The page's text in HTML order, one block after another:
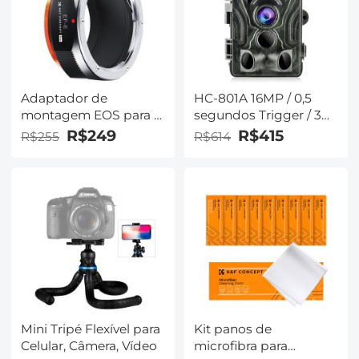
Adaptador de
montagem EOS para E
compatível com lentes
de montagem Canon
montagem E NEX
Sony A6000 A6400 A7II
A5100 A7 A7RIII
R$255 R$249
HC-801A 16MP / 0,5
segundos Trigger / 3
PIR HD Câmera de
visão noturna
livre
R$614 R$415
Mini Tripé Flexível para
Celular, Câmera, Vídeo
Kit panos de
microfibra para